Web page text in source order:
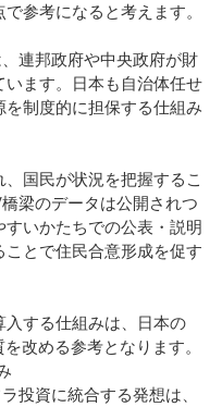
参考になると考えます。
連邦政府や中央政府が財
ます。日本も自治体任せ
制度的に担保する仕組み
国民が状況を把握するこ
梁のデータは公開されつ
いかたちでの公表・説明
とで住民合意形成を促す
する仕組みは、日本の
改める参考となります。
投資に統合する発想は、